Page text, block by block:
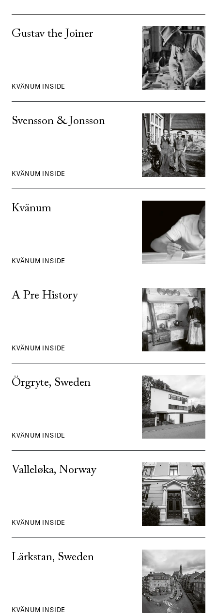
Gustav the Joiner
KVÄNUM INSIDE
Svensson & Jonsson
KVÄNUM INSIDE
Kvänum
KVÄNUM INSIDE
A Pre History
KVÄNUM INSIDE
Örgryte, Sweden
KVÄNUM INSIDE
Valleløka, Norway
KVÄNUM INSIDE
Lärkstan, Sweden
KVÄNUM INSIDE